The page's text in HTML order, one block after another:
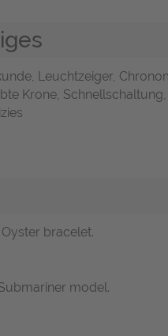
Leuchtzeiger,
Krone,
bracelet.
model.